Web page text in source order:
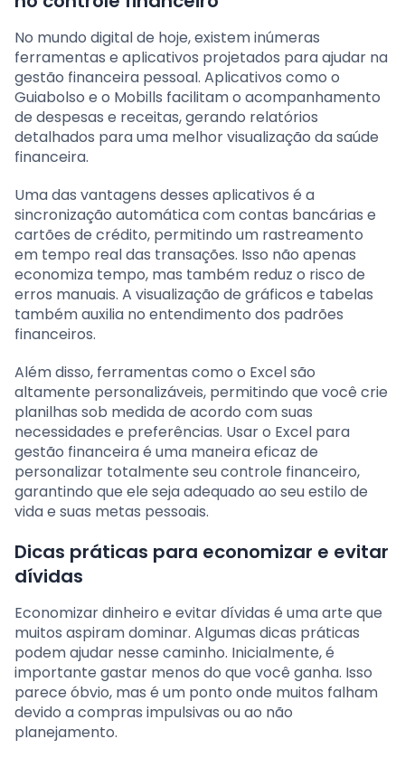
No mundo digital de hoje, existem inúmeras
ferramentas e aplicativos projetados para ajudar na
gestão financeira pessoal. Aplicativos como o
Guiabolso e o Mobills facilitam o acompanhamento
de despesas e receitas, gerando relatórios
detalhados para uma melhor visualização da saúde
financeira.
Uma das vantagens desses aplicativos é a
sincronização automática com contas bancárias e
cartões de crédito, permitindo um rastreamento
em tempo real das transações. Isso não apenas
economiza tempo, mas também reduz o risco de
erros manuais. A visualização de gráficos e tabelas
também auxilia no entendimento dos padrões
financeiros.
Além disso, ferramentas como o Excel são
altamente personalizáveis, permitindo que você crie
planilhas sob medida de acordo com suas
necessidades e preferências. Usar o Excel para
gestão financeira é uma maneira eficaz de
personalizar totalmente seu controle financeiro,
garantindo que ele seja adequado ao seu estilo de
vida e suas metas pessoais.
Dicas práticas para economizar e evitar
dívidas
Economizar dinheiro e evitar dívidas é uma arte que
muitos aspiram dominar. Algumas dicas práticas
podem ajudar nesse caminho. Inicialmente, é
importante gastar menos do que você ganha. Isso
parece óbvio, mas é um ponto onde muitos falham
devido a compras impulsivas ou ao não
planejamento.